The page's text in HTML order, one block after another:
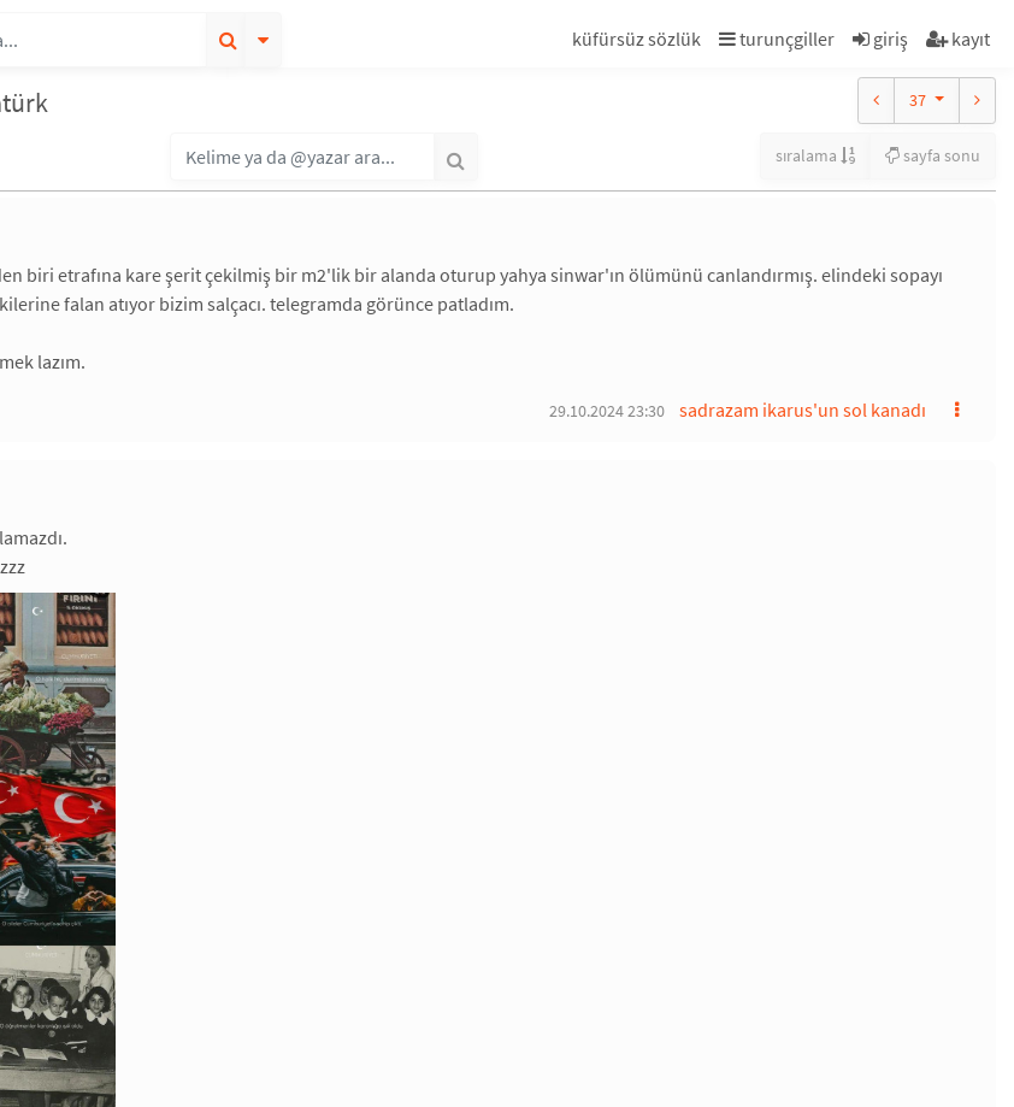
küfürsüz sözlük turunçgiller giriş kayıt
37
sıralama sayfa sonu
biri etrafına kare şerit çekilmiş bir m2'lik bir alanda oturup yahya sinwar'ın ölümünü canlandırmış. elindeki sopayı
falan atıyor bizim salçacı. telegramda görünce patladım.
lazım.
sadrazam ikarus'un sol kanadı
29.10.2024 23:30